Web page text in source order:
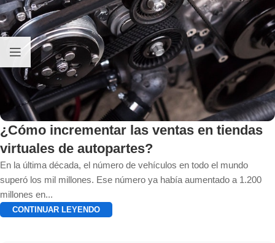
¿Cómo incrementar las ventas en tiendas
virtuales de autopartes?
En la última década, el número de vehículos en todo el mundo
superó los mil millones. Ese número ya había aumentado a 1.200
millones en...
CONTINUAR LEYENDO